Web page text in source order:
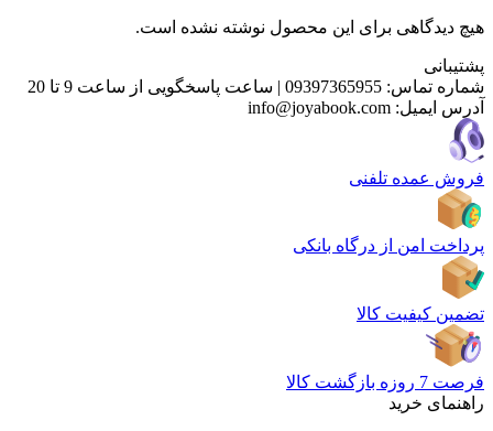
هیچ دیدگاهی برای این محصول نوشته نشده است.
پشتیبانی
شماره تماس: 09397365955
| ساعت پاسخگویی از ساعت 9 تا 20
آدرس ایمیل: info@joyabook.com
فروش عمده تلفنی
پرداخت امن از درگاه بانکی
تضمین کیفیت کالا
فرصت 7 روزه بازگشت کالا
راهنمای خرید